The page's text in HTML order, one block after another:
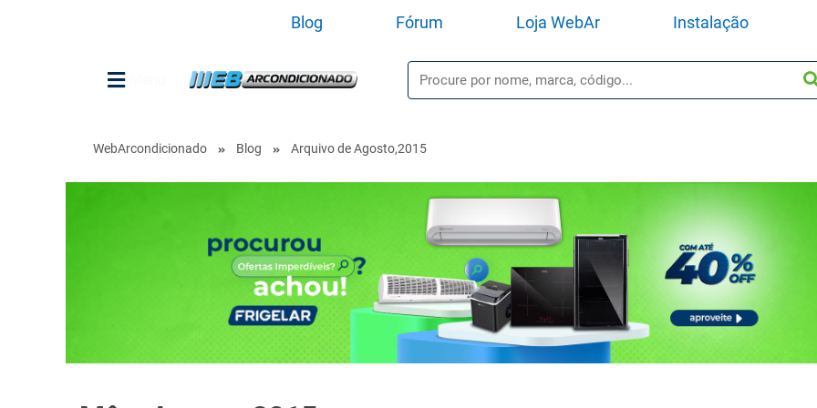
Blog Fórum Loja WebAr Instalação
WebArcondicionado Blog Arquivo de Agosto,2015